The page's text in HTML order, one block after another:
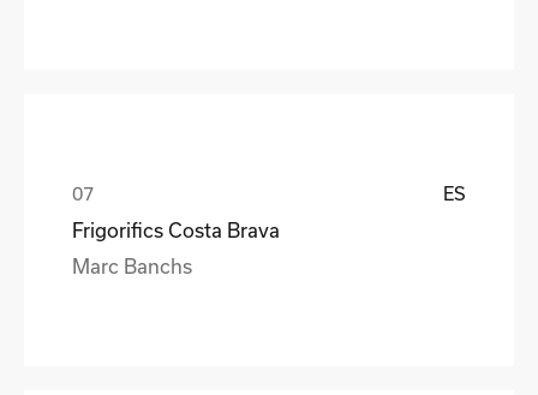
ES
Frigorifics Costa Brava
Marc Banchs